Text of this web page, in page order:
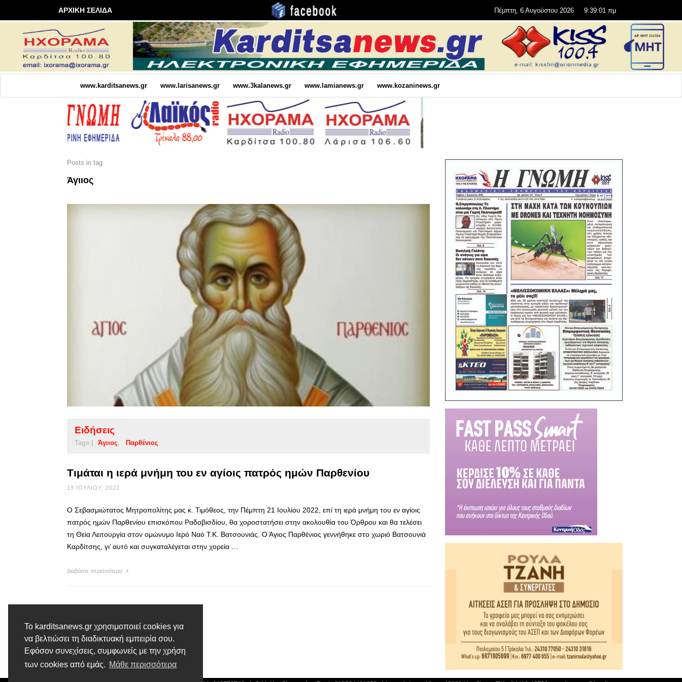
Το karditsanews.gr χρησιμοποιεί cookies για
να βελτιώσει τη διαδικτυακή εμπειρία σου.
Εφόσον συνεχίσεις, συμφωνείς με την χρήση
των cookies από εμάς. Μάθε περισσότερα
ΑΡΧΙΚΗ ΣΕΛΙΔΑ Πέμπτη, 6 Αυγούστου 2026 9:39:01 πμ
www.karditsanews.gr www.larisanews.gr www.3kalanews.gr www.lamianews.gr www.kozaninews.gr
Posts in tag
Άγιιος
Ειδήσεις
Tags | Άγιιος Παρθένιος
Τιμάται η ιερά μνήμη του εν αγίοις πατρός ημών Παρθενίου
19 ΙΟΥΛΊΟΥ, 2022
Ο Σεβασμιώτατος Μητροπολίτης μας κ. Τιμόθεος, την Πέμπτη 21 Ιουλίου 2022, επί τη ιερά μνήμη του εν αγίοις
πατρός ημών Παρθενίου επισκόπου Ραδοβισδίου, θα χοροστατήσει στην ακολουθία του Όρθρου και θα τελέσει
τη Θεία Λειτουργία στον ομώνυμο Ιερό Ναό Τ.Κ. Βατσουνιάς. Ο Άγιος Παρθένιος γεννήθηκε στο χωριό Βατσουνιά
Καρδίτσης, γι’ αυτό και συγκαταλέγεται στην χορεία …
Διαβάστε περισσότερα